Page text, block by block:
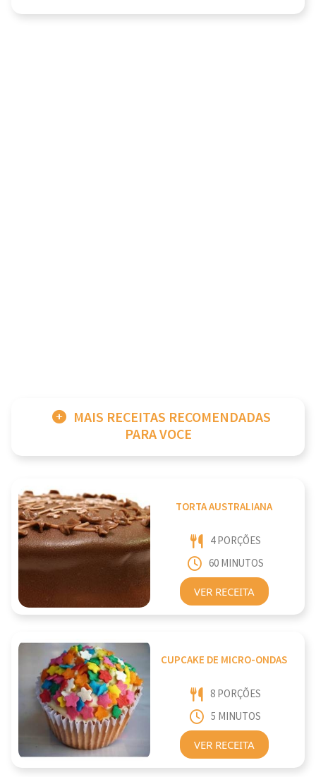
MAIS RECEITAS RECOMENDADAS
PARA VOCE
TORTA AUSTRALIANA
4 PORÇÕES
60 MINUTOS
VER RECEITA
CUPCAKE DE MICRO-ONDAS
8 PORÇÕES
5 MINUTOS
VER RECEITA